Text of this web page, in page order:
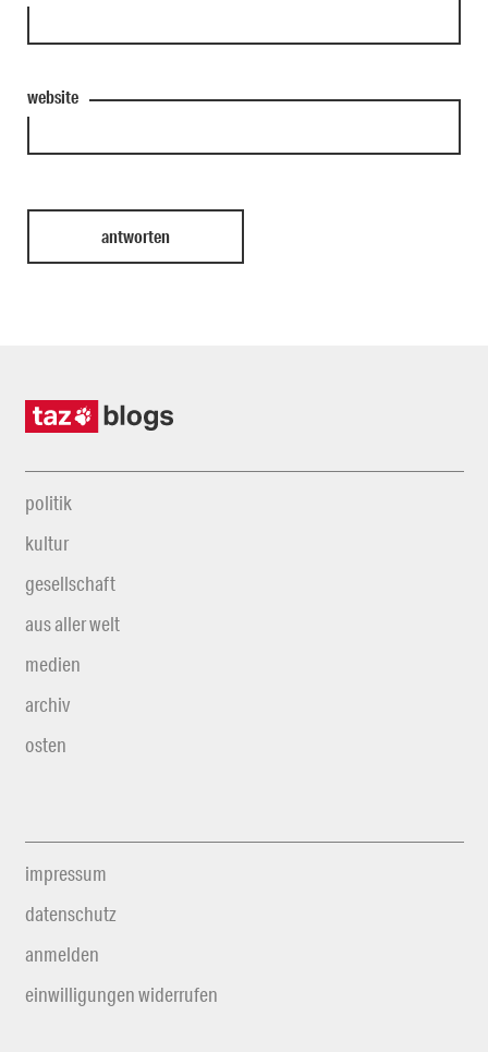
website
politik
kultur
gesellschaft
aus aller welt
medien
archiv
osten
impressum
datenschutz
anmelden
einwilligungen widerrufen